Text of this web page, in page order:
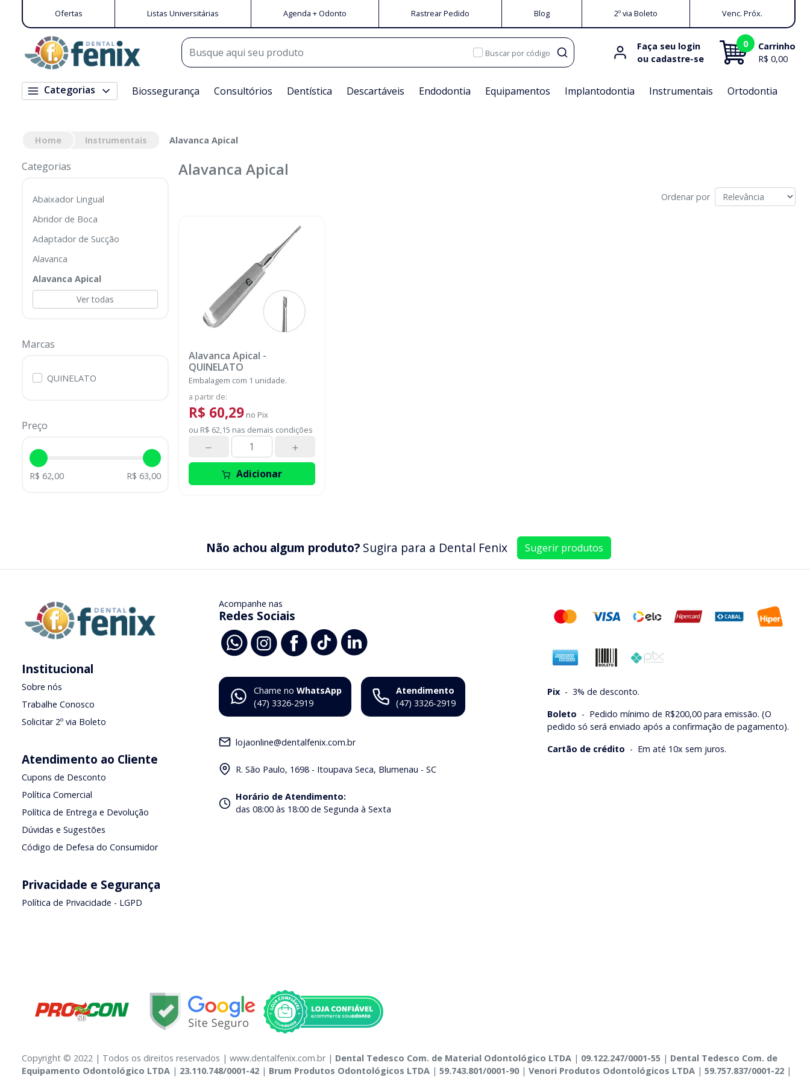
Ofertas Listas Universitárias Agenda + Odonto Rastrear Pedido Blog 2º via Boleto Venc. Próx.
Buscar por código
Faça seu login
ou cadastre-se
0
Carrinho
R$ 0,00
Categorias Biossegurança Consultórios Dentística Descartáveis Endodontia Equipamentos Implantodontia Instrumentais Ortodontia
Home Instrumentais Alavanca Apical
Categorias
Abaixador Lingual
Abridor de Boca
Adaptador de Sucção
Alavanca
Alavanca Apical
Ver todas
Marcas
QUINELATO
Preço
R$ 62,00 R$ 63,00
Alavanca Apical
Ordenar por
Alavanca Apical -
QUINELATO
Embalagem com 1 unidade.
a partir de:
R$ 60,29 no Pix
ou R$ 62,15 nas demais condições
Adicionar
Não achou algum produto? Sugira para a Dental Fenix Sugerir produtos
Institucional
Sobre nós
Trabalhe Conosco
Solicitar 2º via Boleto
Atendimento ao Cliente
Cupons de Desconto
Política Comercial
Política de Entrega e Devolução
Dúvidas e Sugestões
Código de Defesa do Consumidor
Privacidade e Segurança
Política de Privacidade - LGPD
Acompanhe nas
Redes Sociais
Chame no WhatsApp
(47) 3326-2919
Atendimento
(47) 3326-2919
lojaonline@dentalfenix.com.br
R. São Paulo, 1698 - Itoupava Seca, Blumenau - SC
Horário de Atendimento:
das 08:00 às 18:00 de Segunda à Sexta
Pix - 3% de desconto.
Boleto - Pedido mínimo de R$200,00 para emissão. (O
pedido só será enviado após a confirmação de pagamento).
Cartão de crédito - Em até 10x sem juros.
Copyright © 2022 | Todos os direitos reservados | www.dentalfenix.com.br | Dental Tedesco Com. de Material Odontológico LTDA | 09.122.247/0001-55 | Dental Tedesco Com. de
Equipamento Odontológico LTDA | 23.110.748/0001-42 | Brum Produtos Odontológicos LTDA | 59.743.801/0001-90| Venori Produtos Odontológicos LTDA | 59.757.837/0001-22 |